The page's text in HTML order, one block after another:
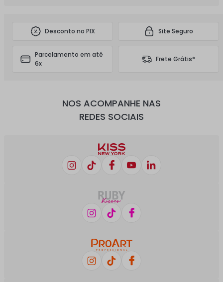
Desconto no PIX Site Seguro
Parcelamento em até
6x
Frete Grátis*
NOS ACOMPANHE NAS
REDES SOCIAIS